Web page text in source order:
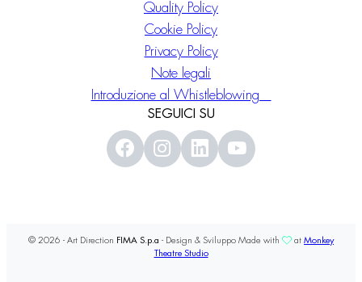
Quality Policy
Cookie Policy
Privacy Policy
Note legali
Introduzione al Whistleblowing
SEGUICI SU
© 2026 - Art Direction FIMA S.p.a - Design & Sviluppo Made with at Monkey
Theatre Studio